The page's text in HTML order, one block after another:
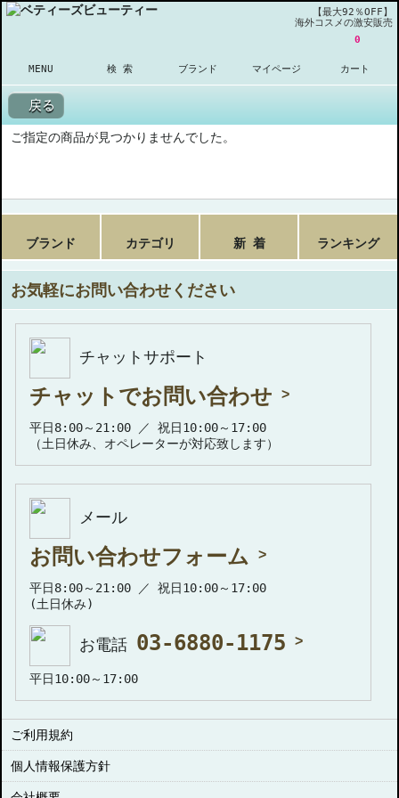
【最大92％OFF】
海外コスメの激安販売
MENU 検 索 ブランド マイページ
0
カート
戻る
ご指定の商品が見つかりませんでした。
ブランド カテゴリ 新 着 ランキング
お気軽にお問い合わせください
チャットサポート
チャットでお問い合わせ
平日8:00～21:00 ／ 祝日10:00～17:00
（土日休み、オペレーターが対応致します）
メール
お問い合わせフォーム
平日8:00～21:00 ／ 祝日10:00～17:00
(土日休み)
お電話 03-6880-1175
平日10:00～17:00
ご利用規約
個人情報保護方針